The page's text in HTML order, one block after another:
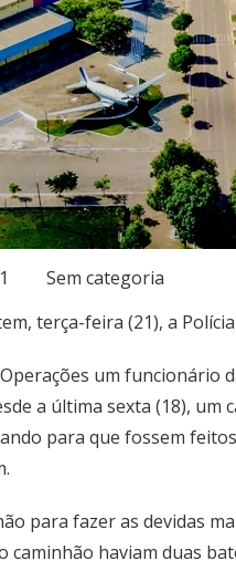
Sem categoria
terça-feira (21), a
um funcionário
a última sexta (18), um
para que fossem
para fazer as devidas
caminhão haviam duas